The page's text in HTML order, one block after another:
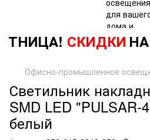
СКИДКИНА
Офисно-промышленное
Светильник
SMD LED "PULSAR-
белый